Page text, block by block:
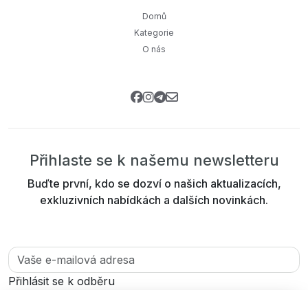
Domů
Kategorie
O nás
Přihlaste se k našemu newsletteru
Buďte první, kdo se dozví o našich aktualizacích,
exkluzivních nabídkách a dalších novinkách.
Přihlásit se k odběru